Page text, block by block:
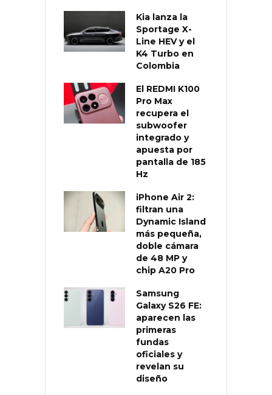
Kia lanza la
Sportage X-
Line HEV y el
K4 Turbo en
Colombia
El REDMI K100
Pro Max
recupera el
subwoofer
integrado y
apuesta por
pantalla de 185
Hz
iPhone Air 2:
filtran una
Dynamic Island
más pequeña,
doble cámara
de 48 MP y
chip A20 Pro
Samsung
Galaxy S26 FE:
aparecen las
primeras
fundas
oficiales y
revelan su
diseño